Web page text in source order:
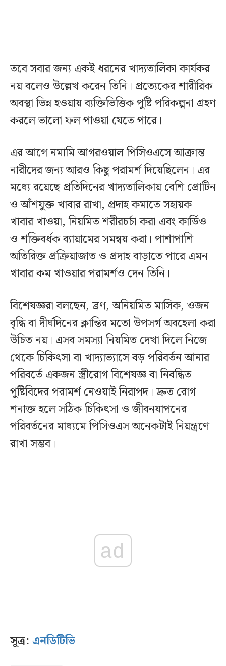
তবে সবার জন্য একই ধরনের খাদ্যতালিকা কার্যকর
নয় বলেও উল্লেখ করেন তিনি। প্রত্যেকের শারীরিক
অবস্থা ভিন্ন হওয়ায় ব্যক্তিভিত্তিক পুষ্টি পরিকল্পনা গ্রহণ
করলে ভালো ফল পাওয়া যেতে পারে।
এর আগে নমামি আগরওয়াল পিসিওএসে আক্রান্ত
নারীদের জন্য আরও কিছু পরামর্শ দিয়েছিলেন। এর
মধ্যে রয়েছে প্রতিদিনের খাদ্যতালিকায় বেশি প্রোটিন
ও আঁশযুক্ত খাবার রাখা, প্রদাহ কমাতে সহায়ক
খাবার খাওয়া, নিয়মিত শরীরচর্চা করা এবং কার্ডিও
ও শক্তিবর্ধক ব্যায়ামের সমন্বয় করা। পাশাপাশি
অতিরিক্ত প্রক্রিয়াজাত ও প্রদাহ বাড়াতে পারে এমন
খাবার কম খাওয়ার পরামর্শও দেন তিনি।
বিশেষজ্ঞরা বলছেন, ব্রণ, অনিয়মিত মাসিক, ওজন
বৃদ্ধি বা দীর্ঘদিনের ক্লান্তির মতো উপসর্গ অবহেলা করা
উচিত নয়। এসব সমস্যা নিয়মিত দেখা দিলে নিজে
থেকে চিকিৎসা বা খাদ্যাভ্যাসে বড় পরিবর্তন আনার
পরিবর্তে একজন স্ত্রীরোগ বিশেষজ্ঞ বা নিবন্ধিত
পুষ্টিবিদের পরামর্শ নেওয়াই নিরাপদ। দ্রুত রোগ
শনাক্ত হলে সঠিক চিকিৎসা ও জীবনযাপনের
পরিবর্তনের মাধ্যমে পিসিওএস অনেকটাই নিয়ন্ত্রণে
রাখা সম্ভব।
ad
সূত্র: এনডিটিভি